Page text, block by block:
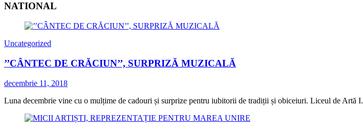
NATIONAL
Uncategorized
’’CÂNTEC DE CRĂCIUN’’, SURPRIZĂ MUZICALĂ
decembrie 11, 2018
Luna decembrie vine cu o mulțime de cadouri și surprize pentru iubitorii de tradiții și obiceiuri. Liceul de Artă I.